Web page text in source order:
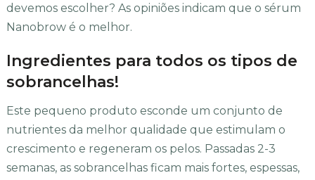
devemos escolher? As opiniões indicam que o sérum
Nanobrow é o melhor.
Ingredientes para todos os tipos de
sobrancelhas!
Este pequeno produto esconde um conjunto de
nutrientes da melhor qualidade que estimulam o
crescimento e regeneram os pelos. Passadas 2-3
semanas, as sobrancelhas ficam mais fortes, espessas,